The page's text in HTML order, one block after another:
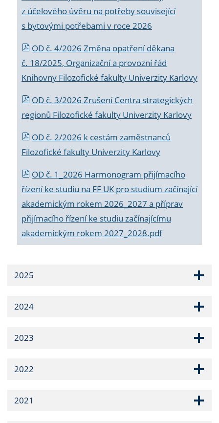
z účelového úvěru na potřeby související
s bytovými potřebami v roce 2026
OD č. 4/2026 Změna opatření děkana
č. 18/2025, Organizační a provozní řád
Knihovny Filozofické fakulty Univerzity Karlovy
OD č. 3/2026 Zrušení Centra strategických
regionů Filozofické fakulty Univerzity Karlovy
OD č. 2/2026 k cestám zaměstnanců
Filozofické fakulty Univerzity Karlovy
OD č. 1_2026 Harmonogram přijímacího
řízení ke studiu na FF UK pro studium začínající
akademickým rokem 2026_2027 a příprav
přijímacího řízení ke studiu začínajícímu
akademickým rokem 2027_2028.pdf
2025
2024
2023
2022
2021